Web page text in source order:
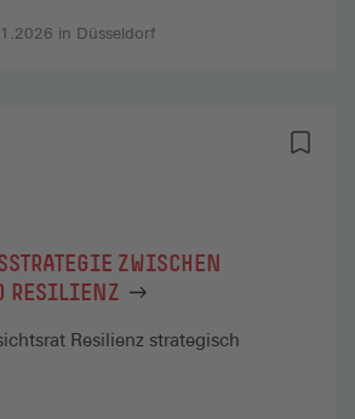
in Düsseldorf
ZWISCHEN
RESILIENZ
Resilienz strategisch